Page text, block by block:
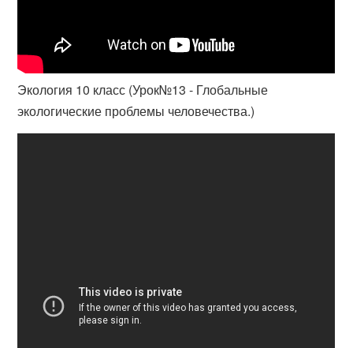
Экология 10 класс (Урок№13 - Глобальные
экологические проблемы человечества.)